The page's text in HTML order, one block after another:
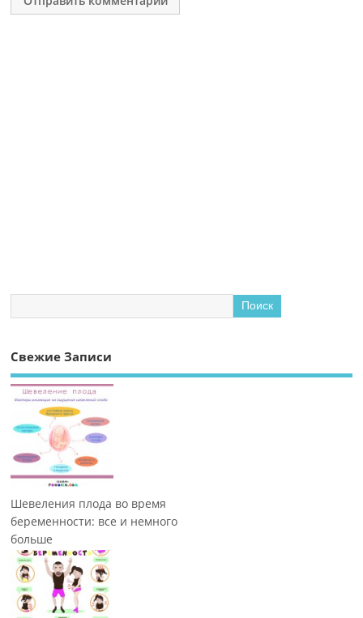
Свежие Записи
Шевеления плода во время
беременности: все и немного
больше